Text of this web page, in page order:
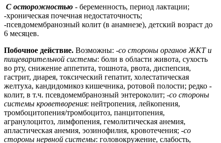
С осторожностью - беременность, период лактации;
-хроническая почечная недостаточность;
-псевдомембранозный колит (в анамнезе), детский возраст до
6 месяцев.
Побочное действие. Возможны: -со стороны органов ЖКТ и
пищеварительной системы: боли в области живота, сухость
во рту, снижение аппетита, тошнота, рвота, диспепсия,
гастрит, диарея, токсический гепатит, холестатическая
желтуха, кандидомикоз кишечника, ротовой полости; редко -
колит, в т.ч. псевдомембранозный энтероколит; -со стороны
системы кроветворения: нейтропения, лейкопения,
тромбоцитопения/тромбоцитоз, панцитопения,
агранулоцитоз, лимфопения, гемолитическая анемия,
апластическая анемия, эозинофилия, кровотечения; -со
стороны нервной системы: головокружение, слабость,